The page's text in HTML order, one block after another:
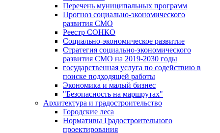
Перечень муниципальных программ
Прогноз социально-экономического
развития СМО
Реестр СОНКО
Социально-экономическое развитие
Стратегия социально-экономического
развития СМО на 2019-2030 годы
государственная услуга по содействию в
поиске подходящей работы
Экономика и малый бизнес
"Безопасность на маршрутах"
Архитектура и градостроительство
Городские леса
Нормативы Градостроительного
проектирования